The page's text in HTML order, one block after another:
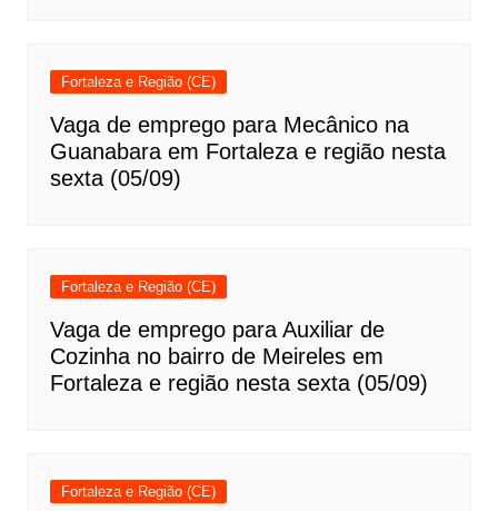
Fortaleza e Região (CE)
Vaga de emprego para Mecânico na
Guanabara em Fortaleza e região nesta
sexta (05/09)
Fortaleza e Região (CE)
Vaga de emprego para Auxiliar de
Cozinha no bairro de Meireles em
Fortaleza e região nesta sexta (05/09)
Fortaleza e Região (CE)